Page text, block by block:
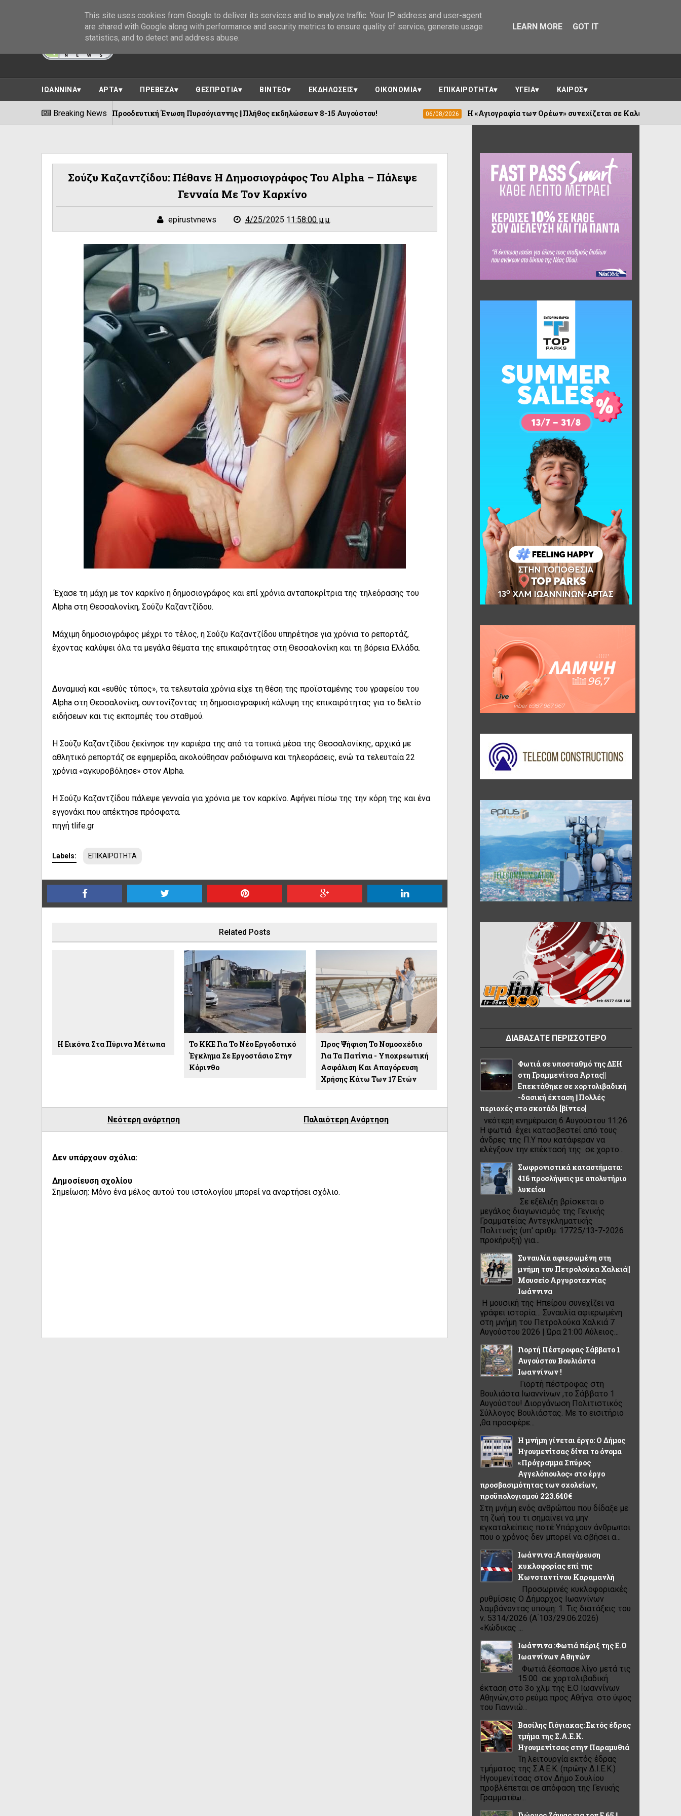
ΙΩΑΝΝΙΝΑ ΑΡΤΑ ΠΡΕΒΕΖΑ ΘΕΣΠΡΩΤΙΑ ΒΙΝΤΕΟ ΕΚΔΗΛΩΣΕΙΣ ΟΙΚΟΝΟΜΙΑ ΕΠΙΚΑΙΡΟΤΗΤΑ ΥΓΕΙΑ ΚΑΙΡΟΣ
Breaking News
100 χρόνια Προοδευτική Ένωση Πυρσόγιαννης ||Πλήθος εκδηλώσεων 8-15 Αυγούστου! 06/08/2026 Η «Αγιογραφία των Ορέων» συνεχίζεται σε Καλέντζι και Χουλιαράδες
Σούζυ Καζαντζίδου: Πέθανε Η Δημοσιογράφος Του Alpha – Πάλεψε
Γενναία Με Τον Καρκίνο
epirustvnews 4/25/2025 11:58:00 μ.μ.
Έχασε τη μάχη με τον καρκίνο η δημοσιογράφος και επί χρόνια ανταποκρίτρια της τηλεόρασης του
Alpha στη Θεσσαλονίκη, Σούζυ Καζαντζίδου.
Μάχιμη δημοσιογράφος μέχρι το τέλος, η Σούζυ Καζαντζίδου υπηρέτησε για χρόνια το ρεπορτάζ,
έχοντας καλύψει όλα τα μεγάλα θέματα της επικαιρότητας στη Θεσσαλονίκη και τη βόρεια Ελλάδα.
Δυναμική και «ευθύς τύπος», τα τελευταία χρόνια είχε τη θέση της προϊσταμένης του γραφείου του
Alpha στη Θεσσαλονίκη, συντονίζοντας τη δημοσιογραφική κάλυψη της επικαιρότητας για το δελτίο
ειδήσεων και τις εκπομπές του σταθμού.
Η Σούζυ Καζαντζίδου ξεκίνησε την καριέρα της από τα τοπικά μέσα της Θεσσαλονίκης, αρχικά με
αθλητικό ρεπορτάζ σε εφημερίδα, ακολούθησαν ραδιόφωνα και τηλεοράσεις, ενώ τα τελευταία 22
χρόνια «αγκυροβόλησε» στον Alpha.
Η Σούζυ Καζαντζίδου πάλεψε γενναία για χρόνια με τον καρκίνο. Αφήνει πίσω της την κόρη της και ένα
εγγονάκι που απέκτησε πρόσφατα.
πηγή tlife.gr
Labels: ΕΠΙΚΑΙΡΟΤΗΤΑ
Related Posts
Η Εικόνα Στα Πύρινα Μέτωπα
Το ΚΚΕ Για Το Νέο Εργοδοτικό
Έγκλημα Σε Εργοστάσιο Στην
Κόρινθο
Προς Ψήφιση Το Νομοσχέδιο
Για Τα Πατίνια - Υποχρεωτική
Ασφάλιση Και Απαγόρευση
Χρήσης Κάτω Των 17 Ετών
Νεότερη ανάρτηση Παλαιότερη Ανάρτηση
Δεν υπάρχουν σχόλια:
Δημοσίευση σχολίου
Σημείωση: Μόνο ένα μέλος αυτού του ιστολογίου μπορεί να αναρτήσει σχόλιο.
ΔΙΑΒΑΣΑΤΕ ΠΕΡΙΣΣΟΤΕΡΟ
Φωτιά σε υποσταθμό της ΔΕΗ
στη Γραμμενίτσα Άρτας||
Επεκτάθηκε σε χορτολιβαδική
-δασική έκταση ||Πολλές
περιοχές στο σκοτάδι [βίντεο]
νεότερη ενημέρωση 6 Αυγούστου 11:26
Η φωτιά έχει κατασβεστεί από τους
άνδρες της Π.Υ που κατάφεραν να
ελέγξουν την επέκτασή της σε χορτο...
Σωφρονιστικά καταστήματα:
416 προσλήψεις με απολυτήριο
λυκείου
Σε εξέλιξη βρίσκεται ο
μεγάλος διαγωνισμός της Γενικής
Γραμματείας Αντεγκληματικής
Πολιτικής (υπ' αριθμ. 17725/13-7-2026
προκήρυξη) για...
Συναυλία αφιερωμένη στη
μνήμη του Πετρολούκα Χαλκιά||
Μουσείο Αργυροτεχνίας
Ιωάννινα
Η μουσική της Ηπείρου συνεχίζει να
γράφει ιστορία… Συναυλία αφιερωμένη
στη μνήμη του Πετρολούκα Χαλκιά 7
Αυγούστου 2026 | Ώρα 21:00 Αύλειος...
Γιορτή Πέστροφας Σάββατο 1
Αυγούστου Βουλιάστα
Ιωαννίνων !
Γιορτή πέστροφας στη
Βουλιάστα Ιωαννίνων ,το Σάββατο 1
Αυγούστου! Διοργάνωση Πολιτιστικός
Σύλλογος Βουλιάστας. Με το εισιτήριο
,θα προσφέρε...
Η μνήμη γίνεται έργο: Ο Δήμος
Ηγουμενίτσας δίνει το όνομα
«Πρόγραμμα Σπύρος
Αγγελόπουλος» στο έργο
προσβασιμότητας των σχολείων,
προϋπολογισμού 223.640€
Στη μνήμη ενός ανθρώπου που δίδαξε με
τη ζωή του τι σημαίνει να μην
εγκαταλείπεις ποτέ Υπάρχουν άνθρωποι
που ο χρόνος δεν μπορεί να σβήσει α...
Ιωάννινα :Απαγόρευση
κυκλοφορίας επί της
Κωνσταντίνου Καραμανλή
Προσωρινές κυκλοφοριακές
ρυθμίσεις Ο Δήμαρχος Ιωαννίνων
λαμβάνοντας υπόψη: 1. Τις διατάξεις του
ν. 5314/2026 (Α ́103/29.06.2026)
«Κώδικας ...
Ιωάννινα :Φωτιά πέριξ της Ε.Ο
Ιωαννίνων Αθηνών
Φωτιά ξέσπασε λίγο μετά τις
15:00 σε χορτολιβαδική
έκταση στο 3ο χλμ της Ε.Ο Ιωαννίνων
Αθηνών,στο ρεύμα προς Αθήνα στο ύψος
του Γιαννιώ...
Βασίλης Γιόγιακας: Εκτός έδρας
τμήμα της Σ.Α.Ε.Κ.
Ηγουμενίτσας στην Παραμυθιά
Τη λειτουργία εκτός έδρας
τμήματος της Σ.Α.Ε.Κ. (πρώην Δ.Ι.Ε.Κ.)
Ηγουμενίτσας στον Δήμο Σουλίου
προβλέπεται σε απόφαση της Γενικής
Γραμματέω...
This site uses cookies from Google to deliver its services and to analyze traffic. Your IP address and user-agent
are shared with Google along with performance and security metrics to ensure quality of service, generate usage
statistics, and to detect and address abuse.
LEARN MORE GOT IT